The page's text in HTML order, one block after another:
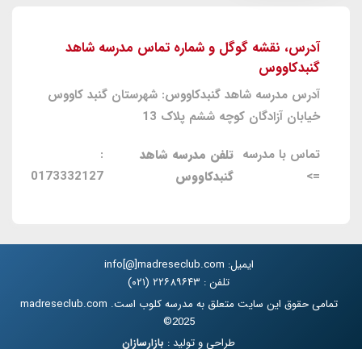
آدرس، نقشه گوگل و شماره تماس مدرسه شاهد
گنبدکاووس
آدرس مدرسه شاهد گنبدکاووس: شهرستان گنبد کاووس
خیابان آزادگان کوچه ششم پلاک 13
تماس با مدرسه
=>
تلفن مدرسه شاهد
گنبدکاووس
:
0173332127
ایمیل: info[@]madreseclub.com
تلفن : ۲۲۶۸۹۶۴۳ (۰۲۱)
تمامی حقوق این سایت متعلق به مدرسه کلوب است. madreseclub.com
2025©
طراحی و تولید : بازارسازان